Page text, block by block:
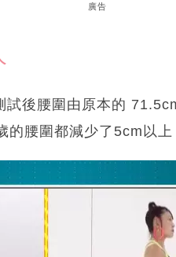
廣告
試後腰圍由原本的
的腰圍都減少了5cm以上